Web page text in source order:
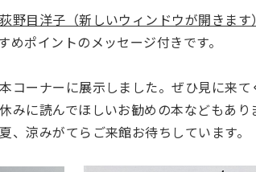
野目洋子（新しいウィンドウが開きます）
ポイントのメッセージ付きです。
コーナーに展示しました。ぜひ見に来て
に読んでほしいお勧めの本などもあり
涼みがてらご来館お待ちしています。